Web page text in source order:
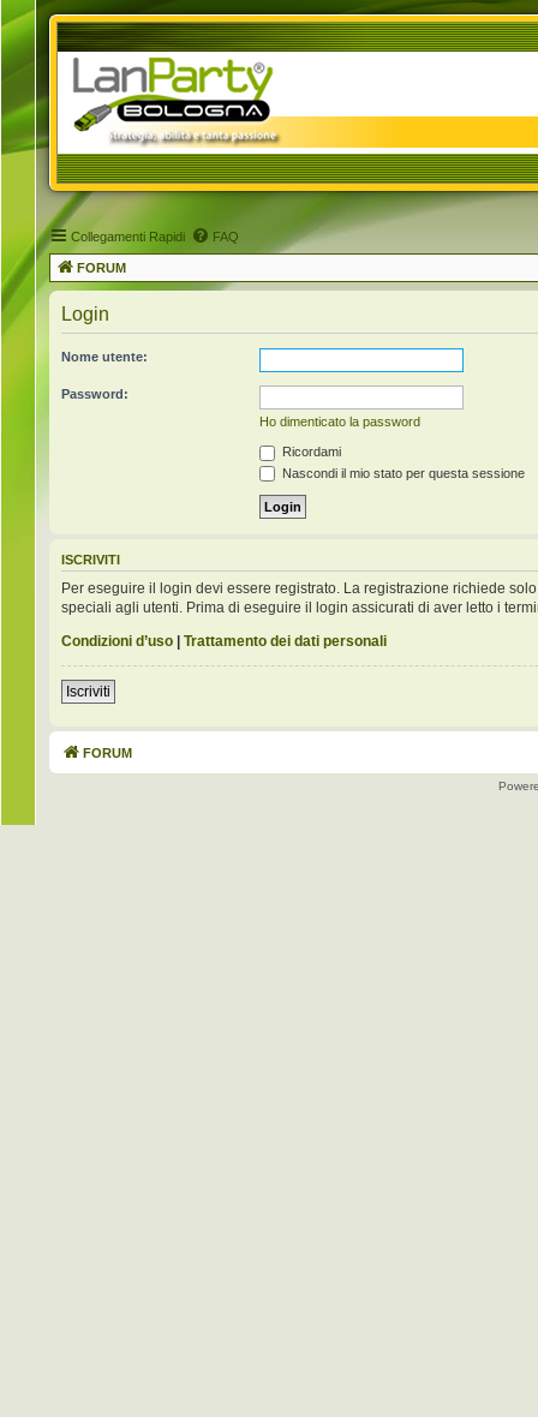
Collegamenti Rapidi FAQ
FORUM
Login
Nome utente:
Password:
Ho dimenticato la password
Ricordami
Nascondi il mio stato per questa sessione
ISCRIVITI
Per eseguire il login devi essere registrato. La registrazione richiede
speciali agli utenti. Prima di eseguire il login assicurati di aver letto i
Condizioni d’uso | Trattamento dei dati personali
Iscriviti
FORUM